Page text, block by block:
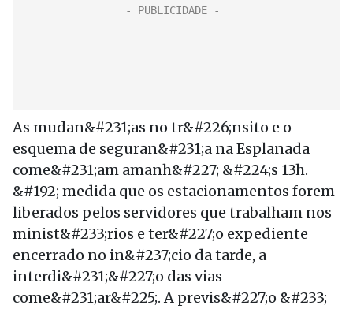
As mudan&#231;as no tr&#226;nsito e o
esquema de seguran&#231;a na Esplanada
come&#231;am amanh&#227; &#224;s 13h.
&#192; medida que os estacionamentos forem
liberados pelos servidores que trabalham nos
minist&#233;rios e ter&#227;o expediente
encerrado no in&#237;cio da tarde, a
interdi&#231;&#227;o das vias
come&#231;ar&#225;. A previs&#227;o &#233;